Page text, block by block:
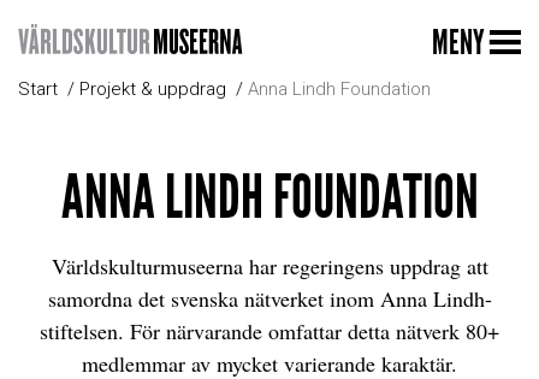
MENY
Start Projekt & uppdrag Anna Lindh Foundation
ANNA LINDH FOUNDATION
Världskulturmuseerna har regeringens uppdrag att
samordna det svenska nätverket inom Anna Lindh-
stiftelsen. För närvarande omfattar detta nätverk 80+
medlemmar av mycket varierande karaktär.